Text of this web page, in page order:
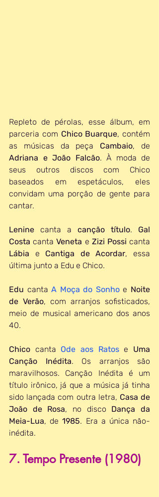
Repleto de pérolas, esse álbum, em
parceria com Chico Buarque, contém
as músicas da peça Cambaio
Adriana e João Falcão. À moda de
seus outros discos com Chico
baseados em espetáculos, eles
convidam uma porção de gente para
cantar.
Lenine canta a canção título. Gal
Costa canta Veneta e Zizi Possi
Lábia e Cantiga de Acordar, essa
última junto a Edu e Chico.
Edu canta A Moça do Sonho e Noite
de Verão, com arranjos sofisticados,
meio de musical americano dos anos
40.
Chico canta Ode aos Ratos e Uma
Canção Inédita. Os arranjos são
maravilhosos. Canção Inédita é um
título irônico, já que a música já tinha
sido lançada com outra letra, Casa de
João de Rosa, no disco Dança da
Meia-Lua, de 1985. Era a única não-
inédita.
7. Tempo Presente (1980)